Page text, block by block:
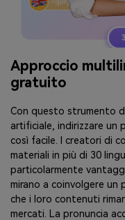
Approccio
gratuito
Con questo strumento
artificiale, indirizzare un
così facile. I creatori di
materiali in più di 30
particolarmente
mirano a coinvolgere un
che i loro contenuti
mercati. La pronuncia